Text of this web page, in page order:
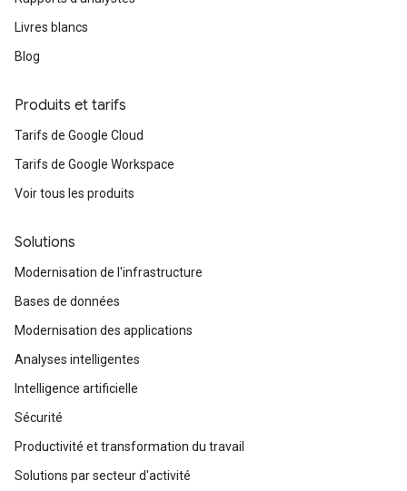
Livres blancs
Blog
Produits et tarifs
Tarifs de Google Cloud
Tarifs de Google Workspace
Voir tous les produits
Solutions
Modernisation de l'infrastructure
Bases de données
Modernisation des applications
Analyses intelligentes
Intelligence artificielle
Sécurité
Productivité et transformation du travail
Solutions par secteur d'activité